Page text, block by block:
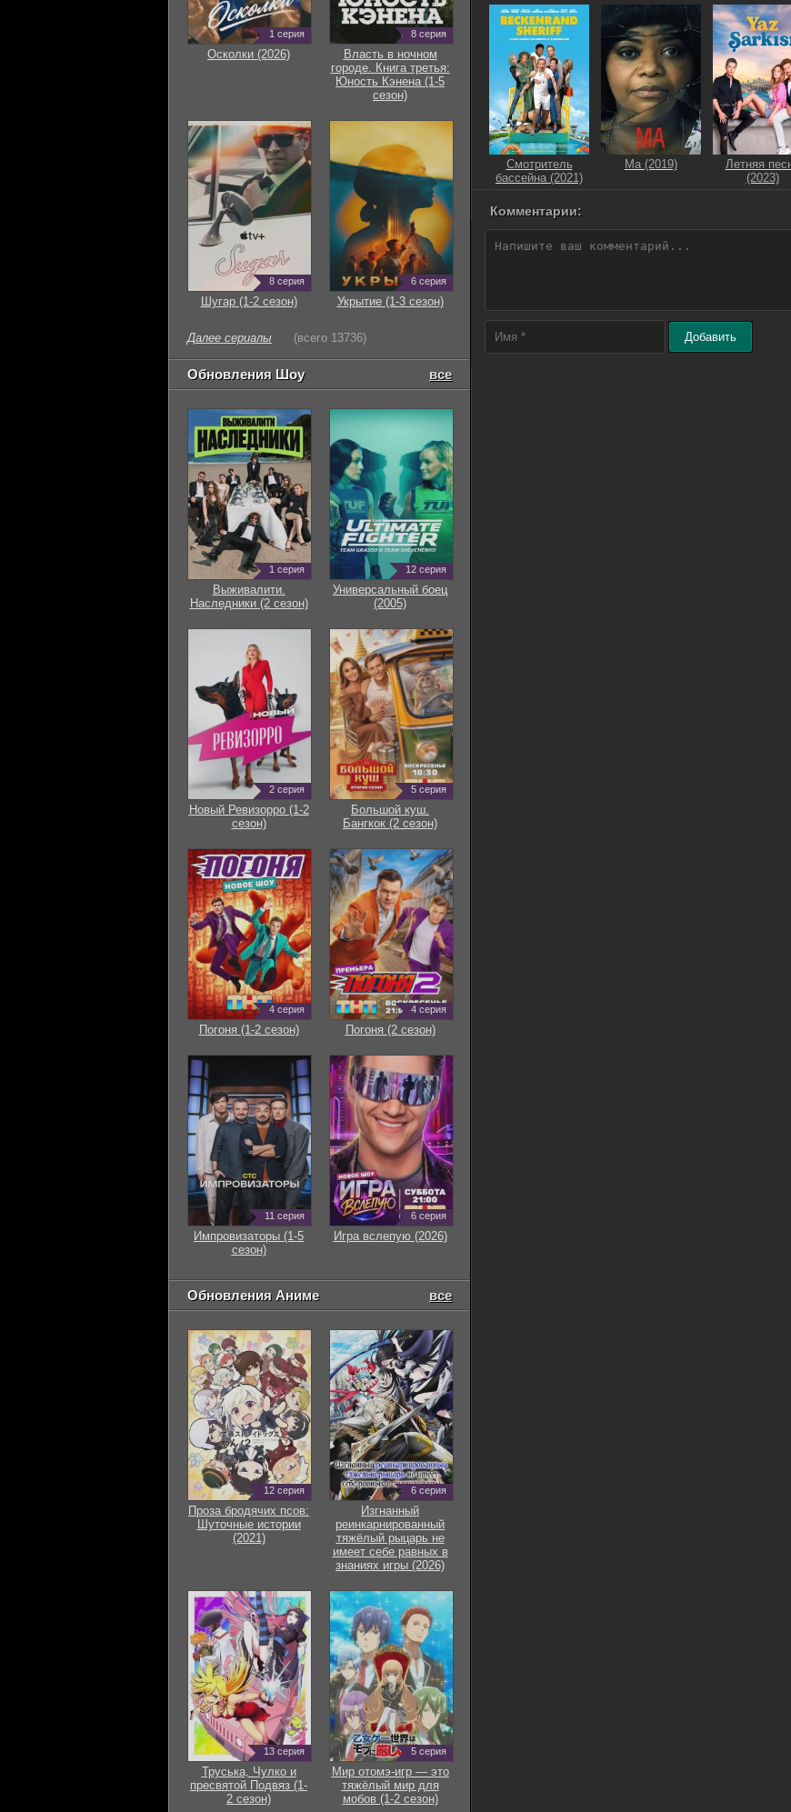
Смотритель
бассейна (2021)
Ма (2019)
Летняя
(2023)
Комментарии:
Добавить
1 серия
Осколки (2026)
8 серия
Власть в ночном
городе. Книга третья:
Юность Кэнена (1-5
сезон)
8 серия
Шугар (1-2 сезон)
6 серия
Укрытие (1-3 сезон)
Далее сериалы (всего 13736)
Обновления Шоу все
1 серия
Выживалити.
Наследники (2 сезон)
12 серия
Универсальный боец
(2005)
2 серия
Новый Ревизорро (1-2
сезон)
5 серия
Большой куш.
Бангкок (2 сезон)
4 серия
Погоня (1-2 сезон)
4 серия
Погоня (2 сезон)
11 серия
Импровизаторы (1-5
сезон)
6 серия
Игра вслепую (2026)
Обновления Аниме все
12 серия
Проза бродячих псов:
Шуточные истории
(2021)
6 серия
Изгнанный
реинкарнированный
тяжёлый рыцарь не
имеет себе равных в
знаниях игры (2026)
13 серия
Труська, Чулко и
пресвятой Подвяз (1-
2 сезон)
5 серия
Мир отомэ-игр — это
тяжёлый мир для
мобов (1-2 сезон)